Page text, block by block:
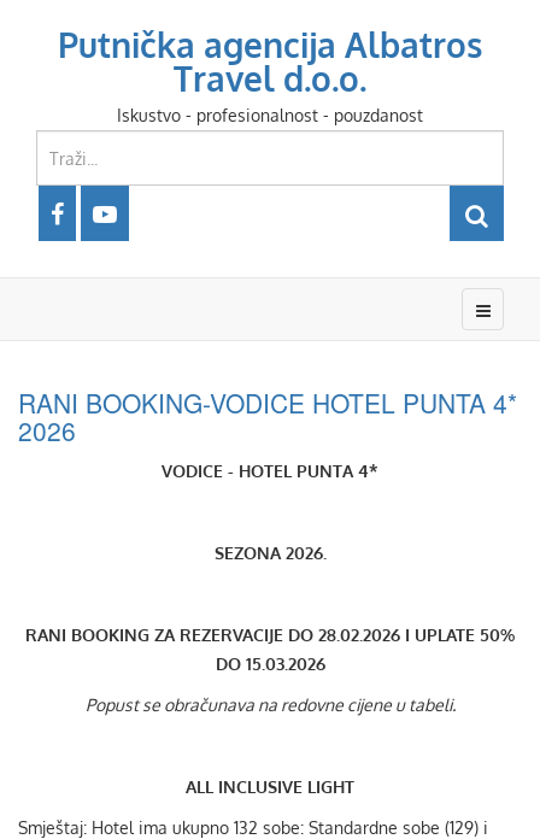
Putnička agencija Albatros
Travel d.o.o.
Iskustvo - profesionalnost - pouzdanost
RANI BOOKING-VODICE HOTEL PUNTA 4*
2026
VODICE - HOTEL PUNTA 4*
SEZONA 2026.
RANI BOOKING ZA REZERVACIJE DO 28.02.2026 I UPLATE 50%
DO 15.03.2026
Popust se obračunava na redovne cijene u tabeli.
ALL INCLUSIVE LIGHT
Smještaj: Hotel ima ukupno 132 sobe: Standardne sobe (129) i